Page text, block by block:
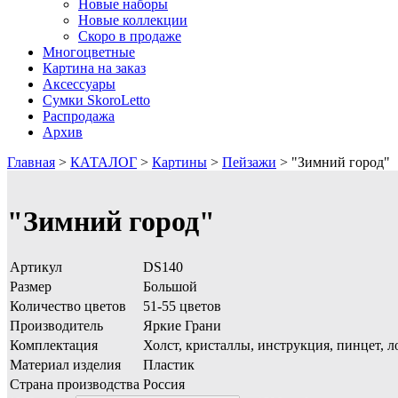
Новые наборы
Новые коллекции
Скоро в продаже
Многоцветные
Картина на заказ
Аксессуары
Сумки SkoroLetto
Распродажа
Архив
Главная > КАТАЛОГ > Картины > Пейзажи > "Зимний город"
"Зимний город"
Артикул
DS140
Размер
Большой
Количество цветов
51-55 цветов
Производитель
Яркие Грани
Комплектация
Холст, кристаллы, инструкция, пинцет,
Материал изделия
Пластик
Страна производства Россия